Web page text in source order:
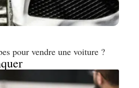
pour vendre une voiture ?